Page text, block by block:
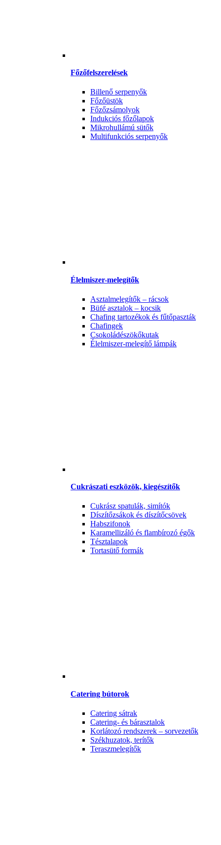
Főzőfelszerelések
Billenő serpenyők
Főzőüstök
Főzőzsámolyok
Indukciós főzőlapok
Mikrohullámú sütők
Multifunkciós serpenyők
Élelmiszer-melegítők
Asztalmelegítők – rácsok
Büfé asztalok – kocsik
Chafing tartozékok és fűtőpaszták
Chafingek
Csokoládészökőkutak
Élelmiszer-melegítő lámpák
Cukrászati eszközök, kiegészítők
Cukrász spatulák, simítók
Díszítőzsákok és díszítőcsövek
Habszifonok
Karamellizáló és flambírozó égők
Tésztalapok
Tortasütő formák
Catering bútorok
Catering sátrak
Catering- és bárasztalok
Korlátozó rendszerek – sorvezetők
Székhuzatok, terítők
Teraszmelegítők